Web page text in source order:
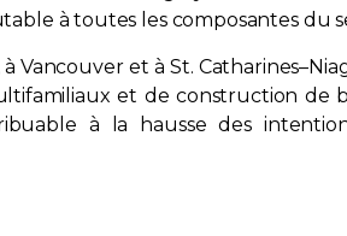
à toutes les composantes du
Vancouver et à St.
et de construction de
à la hausse des